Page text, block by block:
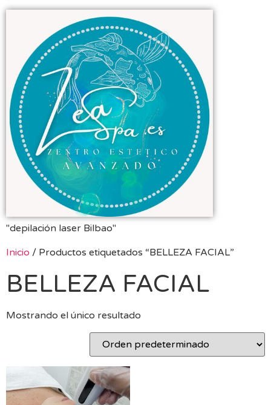
"depilación laser Bilbao"
Inicio / Productos etiquetados “BELLEZA FACIAL”
BELLEZA FACIAL
Mostrando el único resultado